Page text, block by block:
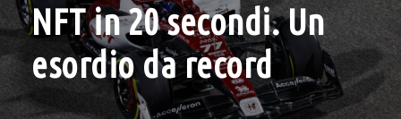
NFT in 20 secondi. Un
esordio da record